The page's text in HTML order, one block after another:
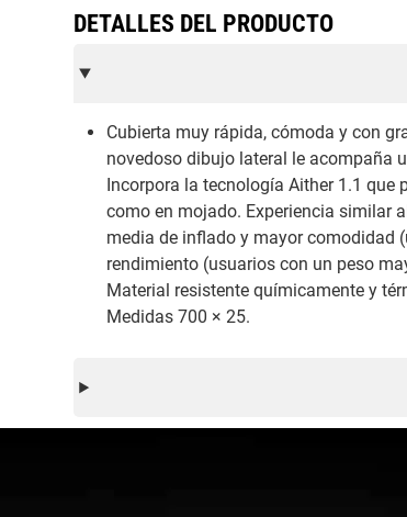
DETALLES DEL PRODUCTO
Cubierta muy rápida, cómoda y con
novedoso dibujo lateral le acompaña
Incorpora la tecnología Aither 1.1
como en mojado. Experiencia similar
media de inflado y mayor comodidad
rendimiento (usuarios con un peso
Material resistente químicamente y
Medidas 700 × 25.